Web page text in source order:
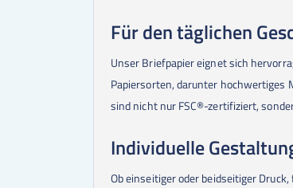
Für den täglichen
Unser Briefpapier eignet sich
Papiersorten, darunter hochwertiges
sind nicht nur FSC®-zertifiziert,
Individuelle
Ob einseitiger oder beidseitiger